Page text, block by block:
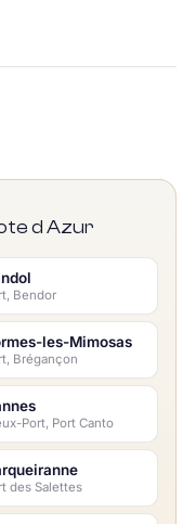
d Azur
Bendor
les-Mimosas
Brégançon
Port, Port Canto
des Salettes